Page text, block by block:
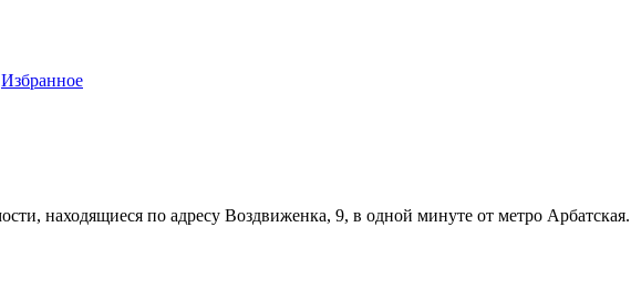
Избранное
находящиеся по адресу Воздвиженка, 9, в одной минуте от метро